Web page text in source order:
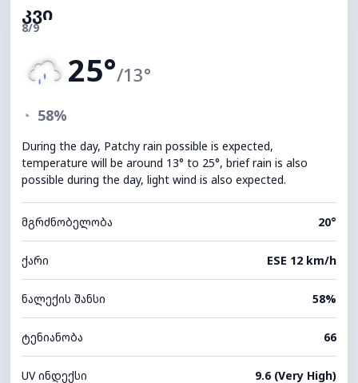
კვი
8/9
25°/13°
◔ 58%
During the day, Patchy rain possible is expected,
temperature will be around 13° to 25°, brief rain is also
possible during the day, light wind is also expected.
მგრძნობელობა 20°
ქარი ESE 12 km/h
ნალექის შანსი 58%
ტენიანობა 66
UV ინდექსი 9.6 (Very High)